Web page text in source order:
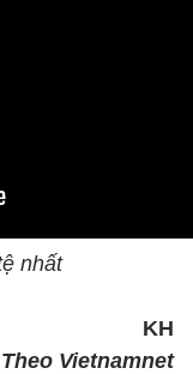
nhất
KH
Theo Vietnamnet